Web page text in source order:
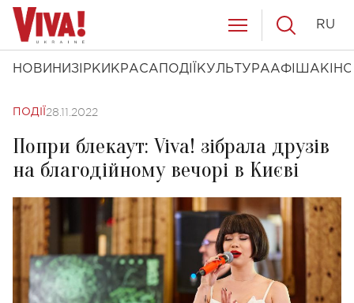
НОВИНИ ЗІРКИ КРАСА ПОДІЇ КУЛЬТУРААФІША КІНО
RU
ПОДІЇ 28.11.2022
Попри блекаут: Viva! зібрала друзів
на благодійному вечорі в Києві